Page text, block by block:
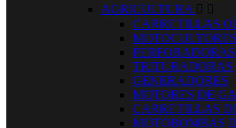
AGRICULTURA  
CARRETILLAS
PERFORADORAS
TRITURADORAS
GENERADORES
MOTORES DE
CARRETILLAS
MOTOBOMBAS